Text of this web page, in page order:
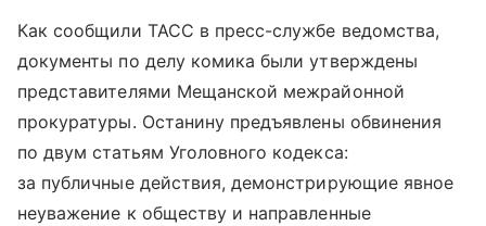
Как сообщили ТАСС в пресс-службе ведомства,
документы по делу комика были утверждены
представителями Мещанской межрайонной
прокуратуры. Останину предъявлены обвинения
по двум статьям Уголовного кодекса:
за публичные действия, демонстрирующие явное
неуважение к обществу и направленные